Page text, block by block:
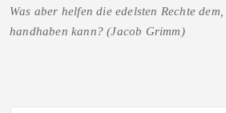
Was aber helfen die edelsten Rechte
handhaben kann? (Jacob Grimm)